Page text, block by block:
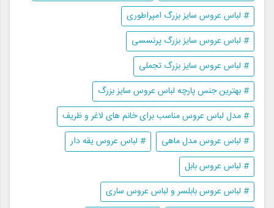
# لباس عروس سایز بزرگ امپراطوری
# لباس عروس سایز بزرگ پرنسسی
# لباس عروس سایز بزرگ تجملی
# بهترین جنس پارچه لباس عروس سایز بزرگ
# مدل لباس عروس مناسب برای خانم های لاغر و ظریف
# لباس عروس مدل ماهی
# لباس عروس یقه دار
# لباس عروس بابل
# لباس عروس بابلسر و لباس عروس ساری